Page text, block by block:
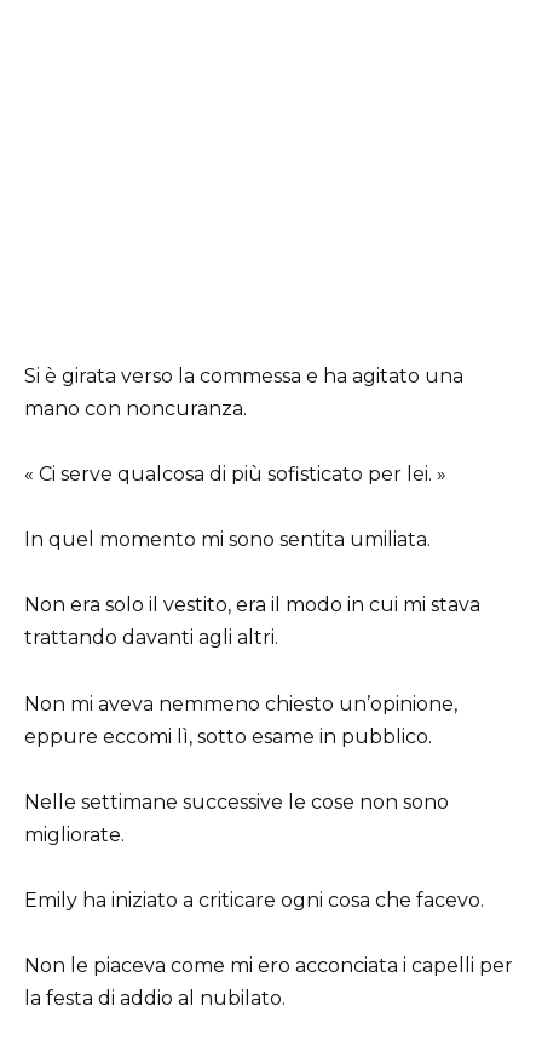
Si è girata verso la commessa e ha agitato una
mano con noncuranza.
« Ci serve qualcosa di più sofisticato per lei. »
In quel momento mi sono sentita umiliata.
Non era solo il vestito, era il modo in cui mi stava
trattando davanti agli altri.
Non mi aveva nemmeno chiesto un’opinione,
eppure eccomi lì, sotto esame in pubblico.
Nelle settimane successive le cose non sono
migliorate.
Emily ha iniziato a criticare ogni cosa che facevo.
Non le piaceva come mi ero acconciata i capelli per
la festa di addio al nubilato.